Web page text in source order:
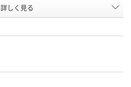
M12
8月19日（水）まで 8月11日（火）
詳しく見る